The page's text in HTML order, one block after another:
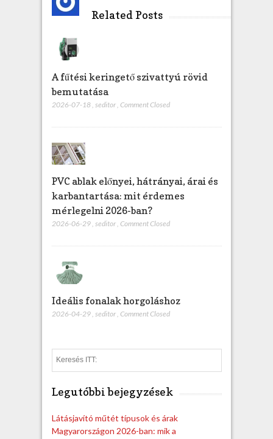
z
z
Related Posts
A fűtési keringető szivattyú rövid
bemutatása
2026-07-18 seditor Comment Closed
PVC ablak előnyei, hátrányai, árai és
karbantartása: mit érdemes
mérlegelni 2026-ban?
2026-06-29, seditor, Comment Closed
Ideális fonalak horgoláshoz
2026-04-29 seditor Comment Closed
e
Legutóbbi bejegyzések
Látásjavító műtét típusok és árak
Magyarországon 2026-ban: mik a